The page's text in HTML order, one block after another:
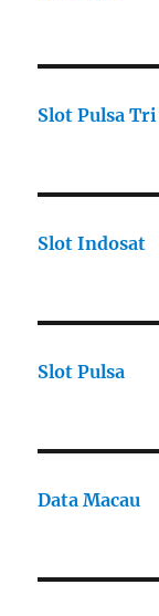
Slot Pulsa Tri
Slot Indosat
Slot Pulsa
Data Macau